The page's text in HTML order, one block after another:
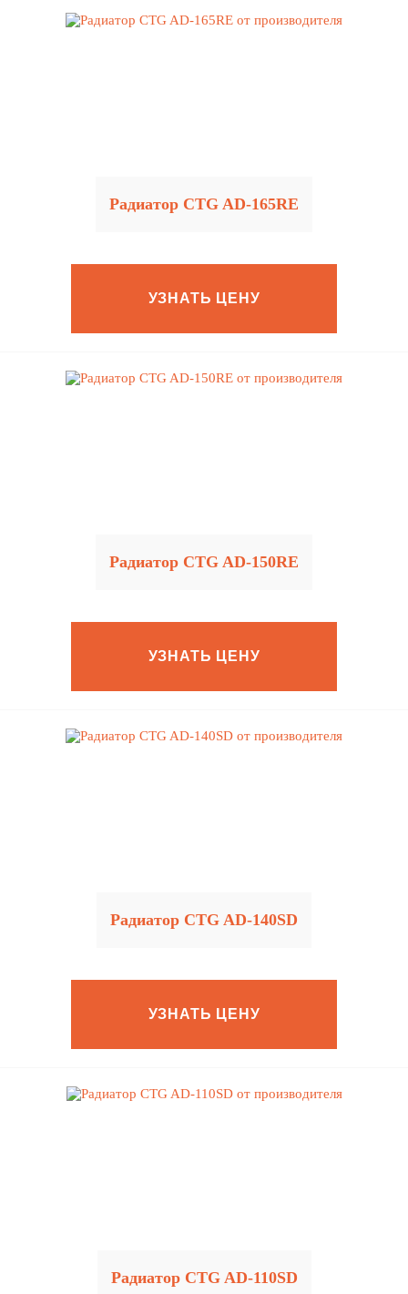
Радиатор CTG AD-165RE
УЗНАТЬ ЦЕНУ
Радиатор CTG AD-150RE
УЗНАТЬ ЦЕНУ
Радиатор CTG AD-140SD
УЗНАТЬ ЦЕНУ
Радиатор CTG AD-110SD